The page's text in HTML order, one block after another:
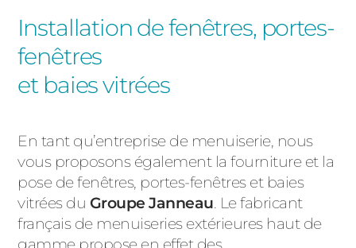
Installation de fenêtres, portes-
fenêtres
et baies vitrées
En tant qu’entreprise de menuiserie, nous
vous proposons également la fourniture et la
pose de fenêtres, portes-fenêtres et baies
vitrées du Groupe Janneau. Le fabricant
français de menuiseries extérieures haut de